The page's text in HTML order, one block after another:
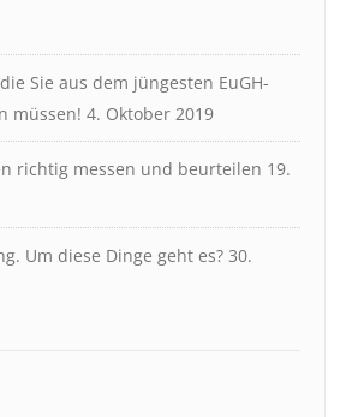
Sie aus dem jüngesten EuGH-
müssen! 4. Oktober 2019
richtig messen und beurteilen 19.
Um diese Dinge geht es? 30.